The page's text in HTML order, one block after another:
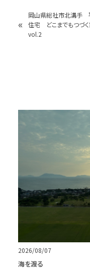
«
岡山県総社市北溝手
住宅 どこまでもつづく
vol.2
2026/08/07
海を渡る